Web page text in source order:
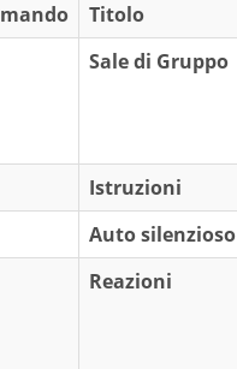
Titolo
Sale di Gruppo
Istruzioni
Auto silenzioso
Reazioni